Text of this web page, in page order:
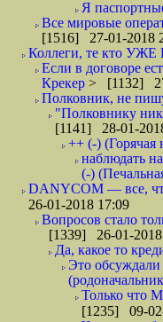
Я
Все мировые
[1516] 27-01-2018
Коллеги, те кто УЖЕ
Если в договоре
Крекер > [1132]
Полковник, не
"Полковнику
[1141] 28-01-
++ (-) (Горячая
наблюдать
(-)
DANYCOM — все,
26-01-2018 17:09
Вопросов стало
[1339] 26-01-2018
Да, какое то
Это обсуждали
Только что
[1235] 09-